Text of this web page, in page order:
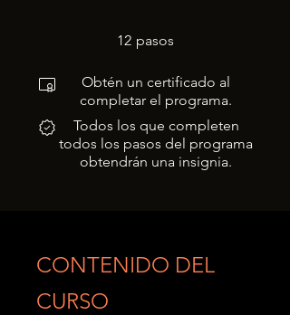
12 pasos
Obtén un certificado al
completar el programa.
Todos los que completen
todos los pasos del programa
obtendrán una insignia.
CONTENIDO DEL
CURSO